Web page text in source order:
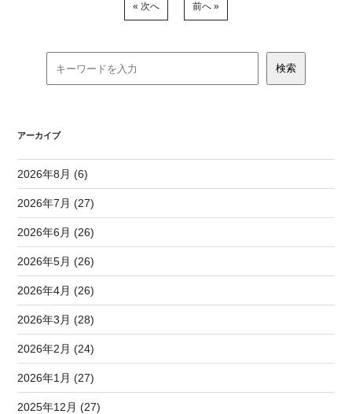
« 次へ 前へ »
アーカイブ
2026年8月 (6)
2026年7月 (27)
2026年6月 (26)
2026年5月 (26)
2026年4月 (26)
2026年3月 (28)
2026年2月 (24)
2026年1月 (27)
2025年12月 (27)